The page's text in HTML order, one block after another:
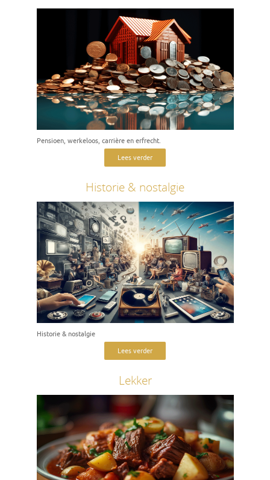
Pensioen, werkeloos, carrière en erfrecht.
Lees verder
Historie & nostalgie
Historie & nostalgie
Lees verder
Lekker